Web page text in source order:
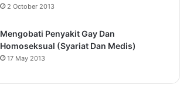
2 October 2013
Mengobati Penyakit Gay Dan
Homoseksual (Syariat Dan Medis)
17 May 2013